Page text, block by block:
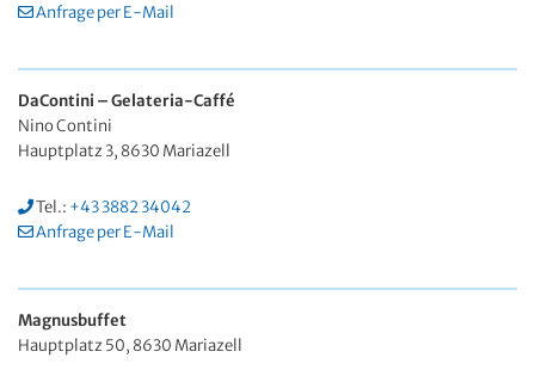
Anfrage per E-Mail
DaContini – Gelateria-Caffé
Nino Contini
Hauptplatz 3, 8630 Mariazell
Tel.: +43 3882 34042
Anfrage per E-Mail
Magnusbuffet
Hauptplatz 50, 8630 Mariazell